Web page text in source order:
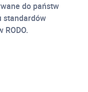
do państw
standardów